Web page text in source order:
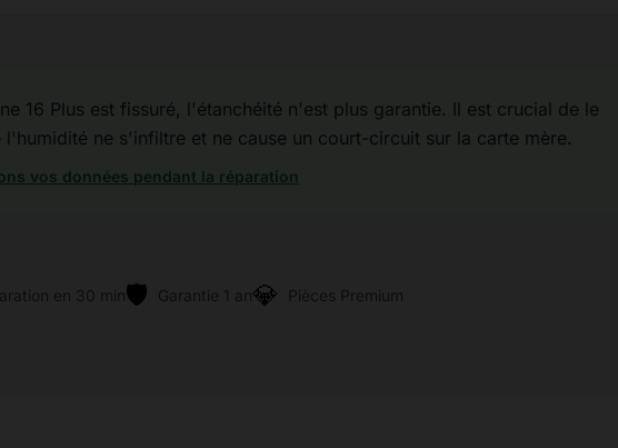
16 Plus est fissuré, l'étanchéité n'est plus garantie. Il est crucial de le
ne s'infiltre et ne cause un court-circuit sur la carte mère.
vos données pendant la réparation
en 30 min🛡️ Garantie 1 an💎 Pièces Premium